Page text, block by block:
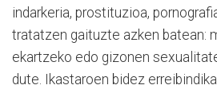
indarkeria, prostituzioa,
tratatzen gaituzte azken batean:
ekartzeko edo gizonen
dute. Ikastaroen bidez